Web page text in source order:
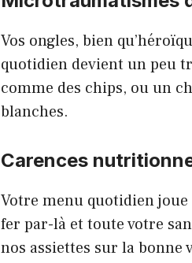
Vos ongles, bien
quotidien devient un peu
comme des chips, ou un
blanches.
Carences
Votre menu quotidien
fer par-là et toute votre
nos assiettes sur la bonne